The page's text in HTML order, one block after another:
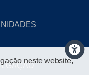
neste website,